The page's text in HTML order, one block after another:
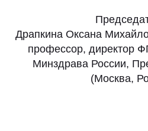
Драпкина Оксана
профессор,
Минздрава России,
(Москва,